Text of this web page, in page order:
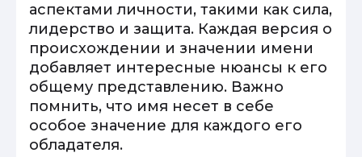
аспектами личности, такими как сила,
лидерство и защита. Каждая версия о
происхождении и значении имени
добавляет интересные нюансы к его
общему представлению. Важно
помнить, что имя несет в себе
особое значение для каждого его
обладателя.